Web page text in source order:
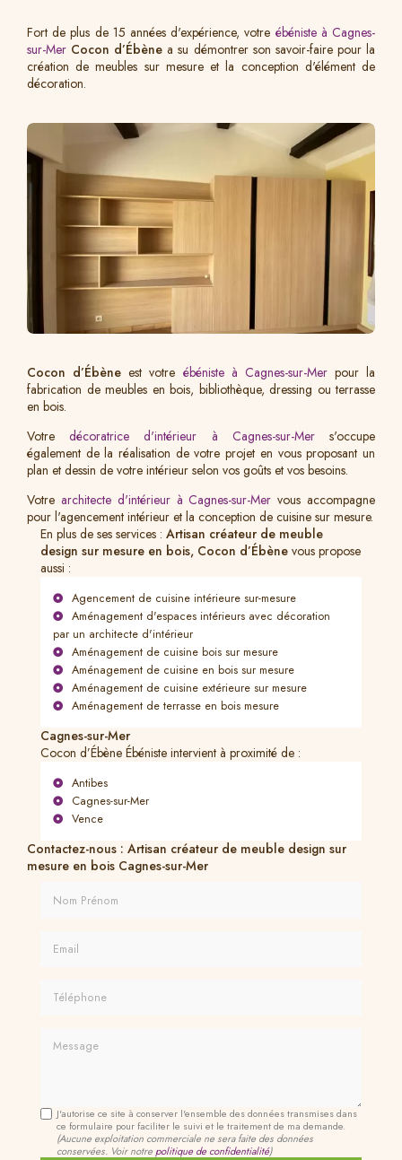
Fort de plus de 15 années d'expérience, votre ébéniste à Cagnes-
sur-Mer Cocon d’Ébène a su démontrer son savoir-faire pour la
création de meubles sur mesure et la conception d'élément de
décoration.
Cocon d’Ébèneest votre ébéniste à Cagnes-sur-Merpour la
fabrication de meubles en bois, bibliothèque, dressing ou terrasse
en bois.
Votredécoratrice d'intérieur à Cagnes-sur-Mers'occupe
également de la réalisation de votre projet en vous proposant un
plan et dessin de votre intérieur selon vos goûts et vos besoins.
Votre architecte d'intérieur à Cagnes-sur-Mer vous accompagne
pour l'agencement intérieur et la conception de cuisine sur mesure.
En plus de ses services : Artisan créateur de meuble
design sur mesure en bois, Cocon d’Ébène vous propose
aussi :
Agencement de cuisine intérieure sur-mesure
Aménagement d'espaces intérieurs avec décoration
par un architecte d'intérieur
Aménagement de cuisine bois sur mesure
Aménagement de cuisine en bois sur mesure
Aménagement de cuisine extérieure sur mesure
Aménagement de terrasse en bois mesure
Cagnes-sur-Mer
Cocon d’Ébène Ébéniste intervient à proximité de :
Antibes
Cagnes-sur-Mer
Vence
Contactez-nous : Artisan créateur de meuble design sur
mesure en bois Cagnes-sur-Mer
J'autorise ce site à conserver l'ensemble des données transmises dans
ce formulaire pour faciliter le suivi et le traitement de ma demande.
(Aucune exploitation commerciale ne sera faite des données
conservées. Voir notre politique de confidentialité)